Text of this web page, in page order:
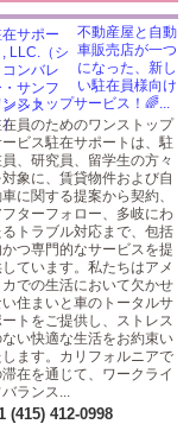
不動産屋と自動
車販売店が一つ
になった、新し
い駐在員様向け
ンストップサービス！🌈...
員のためのワンストップ
ビス駐在サポートは、駐
、研究員、留学生の方々
対象に、賃貸物件および自
に関する提案から契約、
フターフォロー、多岐にわ
るトラブル対応まで、包括
つ専門的なサービスを提
ています。私たちはアメ
カでの生活において欠かせ
い住まいと車のトータルサ
トをご提供し、ストレス
い快適な生活をお約束い
します。カリフォルニアで
在を通じて、ワークライ
バランス...
(415) 412-0998